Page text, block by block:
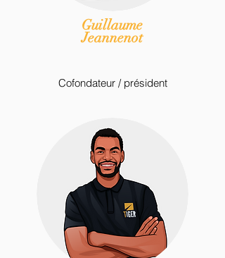
Guillaume
Jeannenot
Cofondateur / président